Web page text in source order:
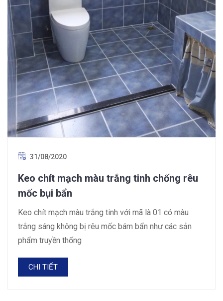
31/08/2020
Keo chít mạch màu trắng tinh chống rêu
mốc bụi bẩn
Keo chít mạch màu trắng tinh với mã là 01 có màu
trắng sáng không bị rêu mốc bám bẩn như các sản
phẩm truyền thống
CHI TIẾT